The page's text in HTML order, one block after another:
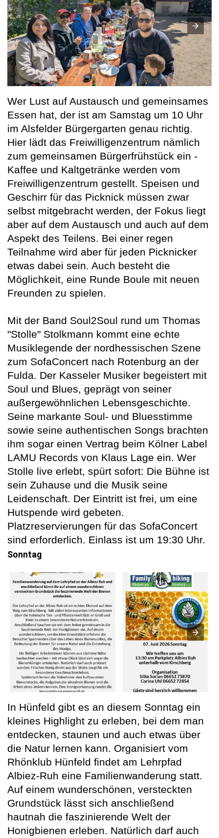
Wer Lust auf Austausch und gemeinsames
Essen hat, der ist am Samstag um 10 Uhr
im Alsfelder Bürgergarten genau richtig.
Hier lädt das Freiwilligenzentrum nämlich
zum gemeinsamen Bürgerfrühstück ein -
Kaffee und Kaltgetränke werden vom
Freiwilligenzentrum gestellt. Speisen und
Geschirr für das Picknick müssen zwar
selbst mitgebracht werden, der Fokus liegt
aber auf dem Austausch und auch auf dem
Aspekt des Teilens. Bei einer regen
Teilnahme wird aber für jeden Picknicker
etwas dabei sein. Auch besteht die
Möglichkeit, eine Runde Boule mit neuen
Freunden zu spielen.
Mit der Band Soul2Soul rund um Thomas
"Stolle" Stolkmann kommt eine echte
Musiklegende der nordhessischen Szene
zum SofaConcert nach Rotenburg an der
Fulda. Der Kasseler Musiker begeistert mit
Soul und Blues, geprägt von seiner
außergewöhnlichen Lebensgeschichte.
Seine markante Soul- und Bluesstimme
sowie seine authentischen Songs brachten
ihm sogar einen Vertrag beim Kölner Label
LAMU Records von Klaus Lage ein. Wer
Stolle live erlebt, spürt sofort: Die Bühne ist
sein Zuhause und die Musik seine
Leidenschaft. Der Eintritt ist frei, um eine
Hutspende wird gebeten.
Platzreservierungen für das SofaConcert
sind erforderlich. Einlass ist um 19:30 Uhr.
Sonntag
In Hünfeld gibt es an diesem Sonntag ein
kleines Highlight zu erleben, bei dem man
entdecken, staunen und auch etwas über
die Natur lernen kann. Organisiert vom
Rhönklub Hünfeld findet am Lehrpfad
Albiez-Ruh eine Familienwanderung statt.
Auf einem wunderschönen, versteckten
Grundstück lässt sich anschließend
hautnah die faszinierende Welt der
Honigbienen erleben. Natürlich darf auch